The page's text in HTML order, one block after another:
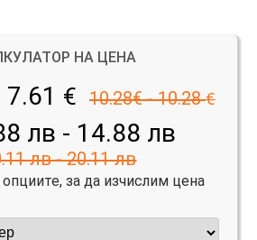
НА ЦЕНА
€ 10.28€ - 10.28 €
лв - 14.88 лв
лв - 20.11 лв
за да изчислим цена